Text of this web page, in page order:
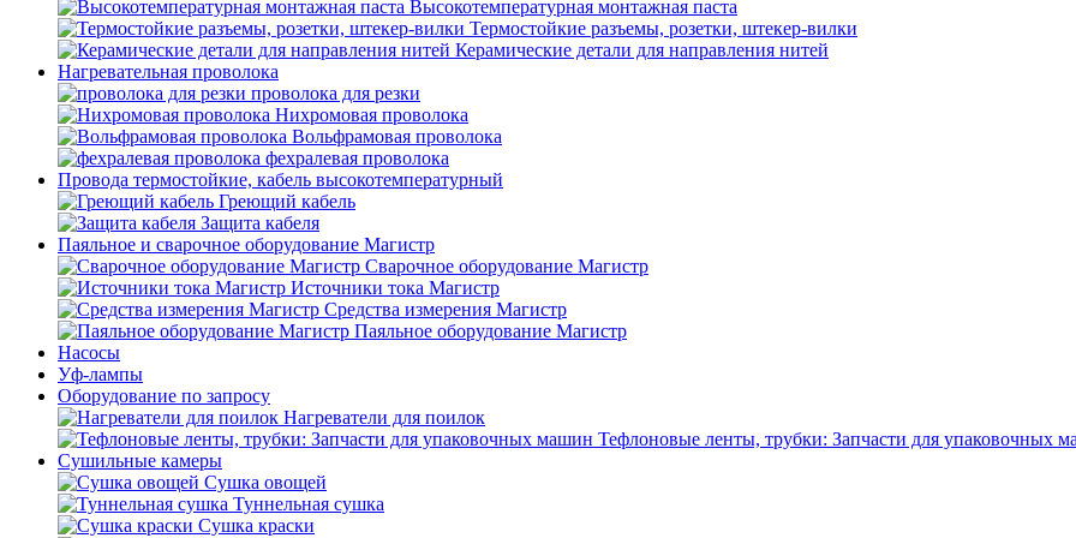
Высокотемпературная монтажная паста
Термостойкие разъемы, розетки, штекер-вилки
Керамические детали для направления нитей
Нагревательная проволока
проволока для резки
Нихромовая проволока
Вольфрамовая проволока
фехралевая проволока
Провода термостойкие, кабель высокотемпературный
Греющий кабель
Защита кабеля
Паяльное и сварочное оборудование Магистр
Сварочное оборудование Магистр
Источники тока Магистр
Средства измерения Магистр
Паяльное оборудование Магистр
Насосы
Уф-лампы
Оборудование по запросу
Нагреватели для поилок
Тефлоновые ленты, трубки: Запчасти для упаковочных
Сушильные камеры
Сушка овощей
Туннельная сушка
Сушка краски